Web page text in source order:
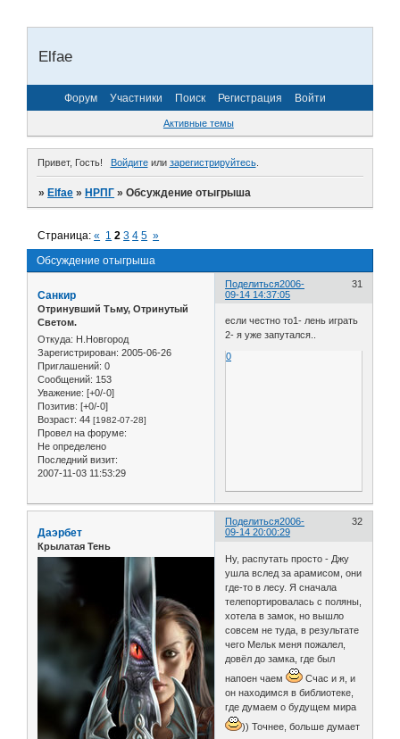
Elfae
Форум Участники Поиск Регистрация Войти
Активные темы
Привет, Гость! Войдитеили зарегистрируйтесь.
»Elfae »НРПГ »Обсуждение отыгрыша
Обсуждение отыгрыша
Страница:« 1 2 3 4 5 »
Поделиться 31
2006-
09-14 14:37:05
Санкир
Отринувший Тьму, Отринутый
Светом.
Откуда: Н.Новгород
Зарегистрирован: 2005-06-26
Приглашений: 0
Сообщений: 153
Уважение: [+0/-0]
Позитив: [+0/-0]
Возраст: 44 [1982-07-28]
Провел на форуме:
Не определено
Последний визит:
2007-11-03 11:53:29
если честно то1- лень играть
2- я уже запутался..
0
Поделиться 32
2006-
09-14 20:00:29
Даэрбет
Крылатая Тень
Ну, распутать просто - Джу
ушла вслед за арамисом, они
где-то в лесу. Я сначала
телепортировалась с поляны,
хотела в замок, но вышло
совсем не туда, в результате
чего Мельк меня пожалел,
довёл до замка, где был
напоен чаем
Счас и я, и
он находимся в библиотеке,
где думаем о будущем мира
)) Точнее, больше думает